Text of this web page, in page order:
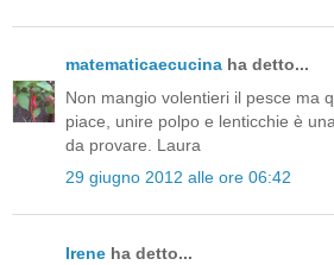
matematicaecucina ha detto...
Non mangio volentieri il pesce ma
piace, unire polpo e lenticchie è
da provare. Laura
29 giugno 2012 alle ore 06:42
Irene ha detto...